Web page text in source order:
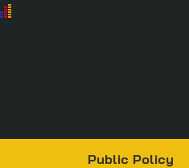
Public Policy